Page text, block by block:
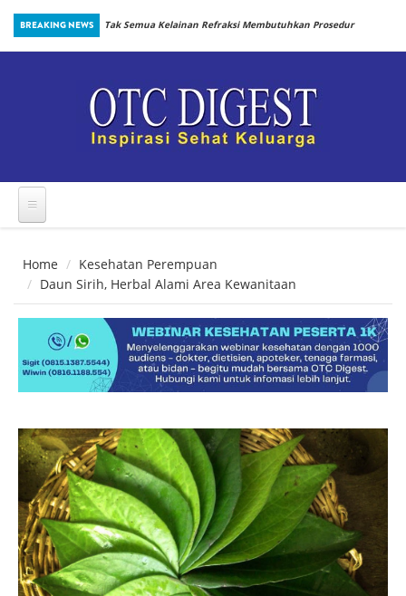
Skip to main content
BREAKING NEWS
Sejak
Tak Semua Kelainan Refraksi Membutuhkan Prosedur
Home
Kesehatan Perempuan
Daun Sirih, Herbal Alami Area Kewanitaan